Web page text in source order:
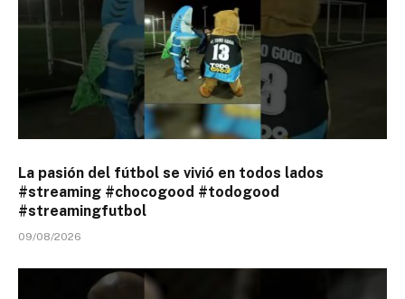
La pasión del fútbol se vivió en todos lados
#streaming #chocogood #todogood
#streamingfutbol
09/08/2026